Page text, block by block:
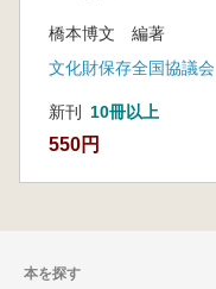
橋本博文 編著
文化財保存全国協議会
新刊 10冊以上
550円
本を探す